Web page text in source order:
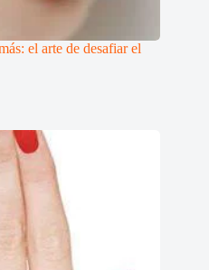
el arte de desafiar el